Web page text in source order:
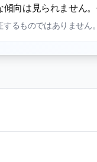
向は見られません
るものではありません